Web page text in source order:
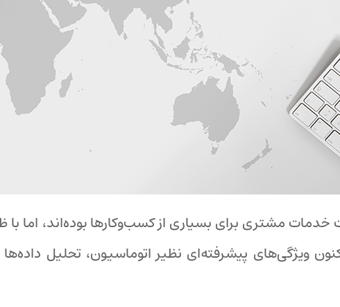
مشتری برای بسیاری از کسب‌وکارها بوده‌اند، اما
ویژگی‌های پیشرفته‌ای نظیر اتوماسیون، تحلیل داده‌ها